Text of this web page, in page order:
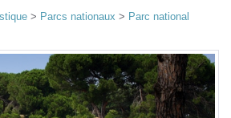
> Parcs nationaux > Parc national